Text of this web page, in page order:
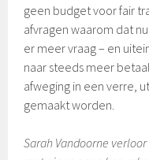
geen budget voor fair
afvragen waarom dat
er meer vraag – en
naar steeds meer
afweging in een verre,
gemaakt worden.
Sarah Vandoorne